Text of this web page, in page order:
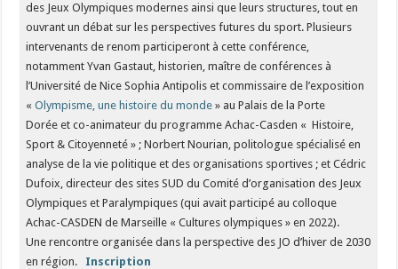
des Jeux Olympiques modernes ainsi que leurs structures, tout en
ouvrant un débat sur les perspectives futures du sport. Plusieurs
intervenants de renom participeront à cette conférence,
notamment Yvan Gastaut, historien, maître de conférences à
l’Université de Nice Sophia Antipolis et commissaire de l’exposition
«Olympisme, une histoire du monde» au Palais de la Porte
Dorée et co-animateur du programme Achac-Casden « Histoire,
Sport & Citoyenneté » ; Norbert Nourian, politologue spécialisé en
analyse de la vie politique et des organisations sportives ; et Cédric
Dufoix, directeur des sites SUD du Comité d’organisation des Jeux
Olympiques et Paralympiques (qui avait participé au colloque
Achac-CASDEN de Marseille « Cultures olympiques » en 2022).
Une rencontre organisée dans la perspective des JO d’hiver de 2030
en région.
Inscription